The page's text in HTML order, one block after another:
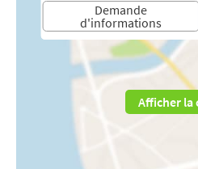
Demande
d'informations
Afficher la